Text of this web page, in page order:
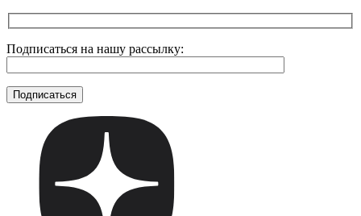
Подписаться на нашу рассылку: